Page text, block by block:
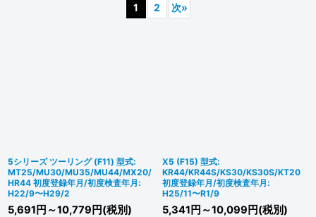
1 2 次»
5シリーズ ツーリング (F11) 型式:
MT25/MU30/MU35/MU44/MX20/
HR44 初度登録年月/初度検査年月:
H22/9〜H29/2
5,691 円 ～10,779 円(税別)
X5 (F15) 型式:
KR44/KR44S/KS30/KS30S/KT20
初度登録年月/初度検査年月:
H25/11〜R1/9
5,341 円 ～10,099 円(税別)